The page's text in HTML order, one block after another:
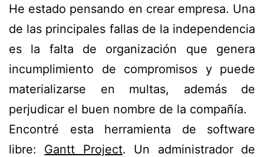
He estado pensando en crear empresa. Una
de las principales fallas de la independencia
es la falta de organización que genera
incumplimiento de compromisos y puede
materializarse en multas, además de
perjudicar el buen nombre de la compañía.
Encontré esta herramienta de software
libre: Gantt Project. Un administrador de